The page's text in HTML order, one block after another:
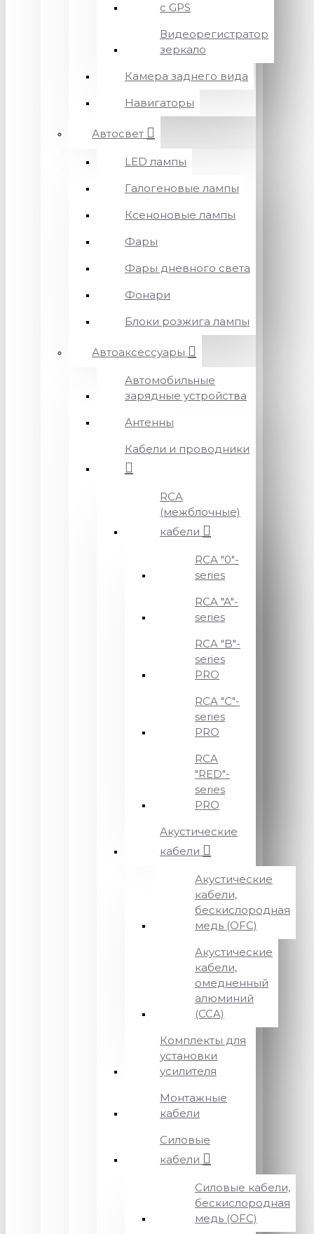
с GPS
Видеорегистратор
зеркало
Камера заднего вида
Навигаторы
Автосвет
LED лампы
Галогеновые лампы
Ксеноновые лампы
Фары
Фары дневного света
Фонари
Блоки розжига лампы
Автоаксессуары
Автомобильные
зарядные устройства
Антенны
Кабели и проводники
RCA
(межблочные)
кабели
RCA "0"-
series
RCA "A"-
series
RCA "B"-
series
PRO
RCA "C"-
series
PRO
RCA
"RED"-
series
PRO
Акустические
кабели
Акустические
кабели,
бескислородная
медь (OFC)
Акустические
кабели,
омедненный
алюминий
(CCA)
Комплекты для
установки
усилителя
Монтажные
кабели
Силовые
кабели
Силовые кабели,
бескислородная
медь (OFC)